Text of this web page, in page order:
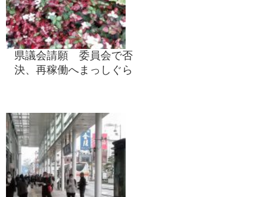
県議会請願 委員会で否
決、再稼働へまっしぐら